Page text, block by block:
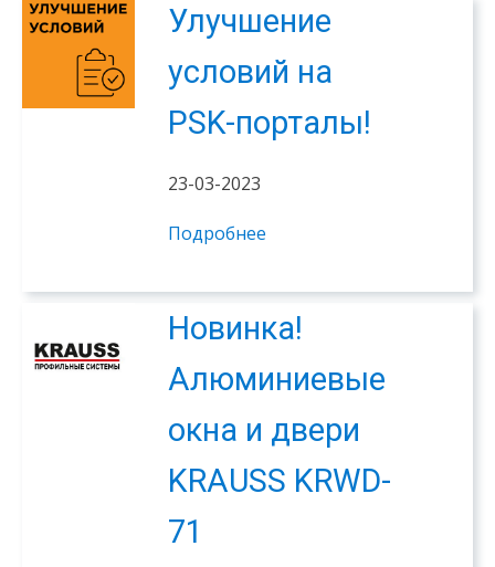
Улучшение
условий на
PSK-порталы!
23-03-2023
Подробнее
Новинка!
Алюминиевые
окна и двери
KRAUSS KRWD-
71